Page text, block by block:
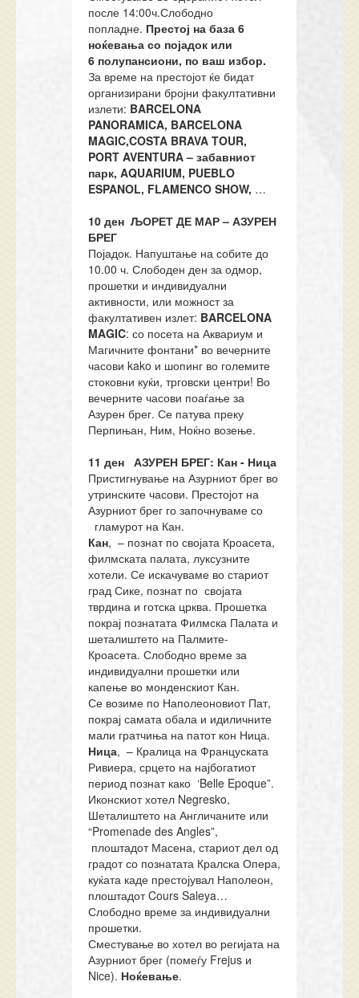
после 14:00ч.Слободно
попладне. Престој на база6
ноќевања со појадок или
6 полупансиони, по ваш избор.
За време на престојот ќе бидат
организирани бројни факултативни
излети: BARCELONA
PANORAMICA, BARCELONA
MAGIC,COSTA BRAVA TOUR,
PORT AVENTURA –забавниот
парк, AQUARIUM, PUEBLO
ESPANOL, FLAMENCO SHOW, …
10 ден ЉОРЕТ ДЕ МАР – АЗУРЕН
БРЕГ
Појадок. Напуштање на собите до
10.00 ч. Слободен ден за одмор,
прошетки и индивидуални
активности, или можност за
факултативен излет: BARCELONA
MAGIC: со посета на Аквариум и
Магичните фонтани* во вечерните
часови kako и шопинг во големите
стоковни куќи, трговски центри! Во
вечерните часови поаѓање за
Азурен брег. Се патува преку
Перпињан, Ним, Ноќно возење.
11 ден АЗУРЕН БРЕГ: Кан - Ница
Пристигнување на Азурниот брег во
утринските часови. Престојот на
Азурниот брег го започнуваме со
гламурот на Кан.
Кан, – познат по својата Кроасета,
филмската палата, луксузните
хотели. Се искачуваме во стариот
град Сике, познат по својата
тврдина и готска црква. Прошетка
покрај познатата Филмска Палата и
шеталиштето на Палмите-
Кроасета. Слободно време за
индивидуални прошетки или
капење во монденскиот Кан.
Се возиме по Наполеоновиот Пат,
покрај самата обала и идиличните
мали гратчиња на патот кон Ница.
Ница, – Кралица на Француската
Ривиера, срцето на најбогатиот
период познат како ‘Belle Epoque”.
Иконскиот хотел Negresko,
Шеталиштето на Англичаните или
“Promenade des Angles”,
плоштадот Масена, стариот дел од
градот со познатата Кралска Опера,
куќата каде престојувал Наполеон,
плоштадот Cours Saleya…
Слободно време за индивидуални
прошетки.
Сместување во хотел во регијата на
Азурниот брег (помеѓу Frejus и
Nice). Ноќевање.